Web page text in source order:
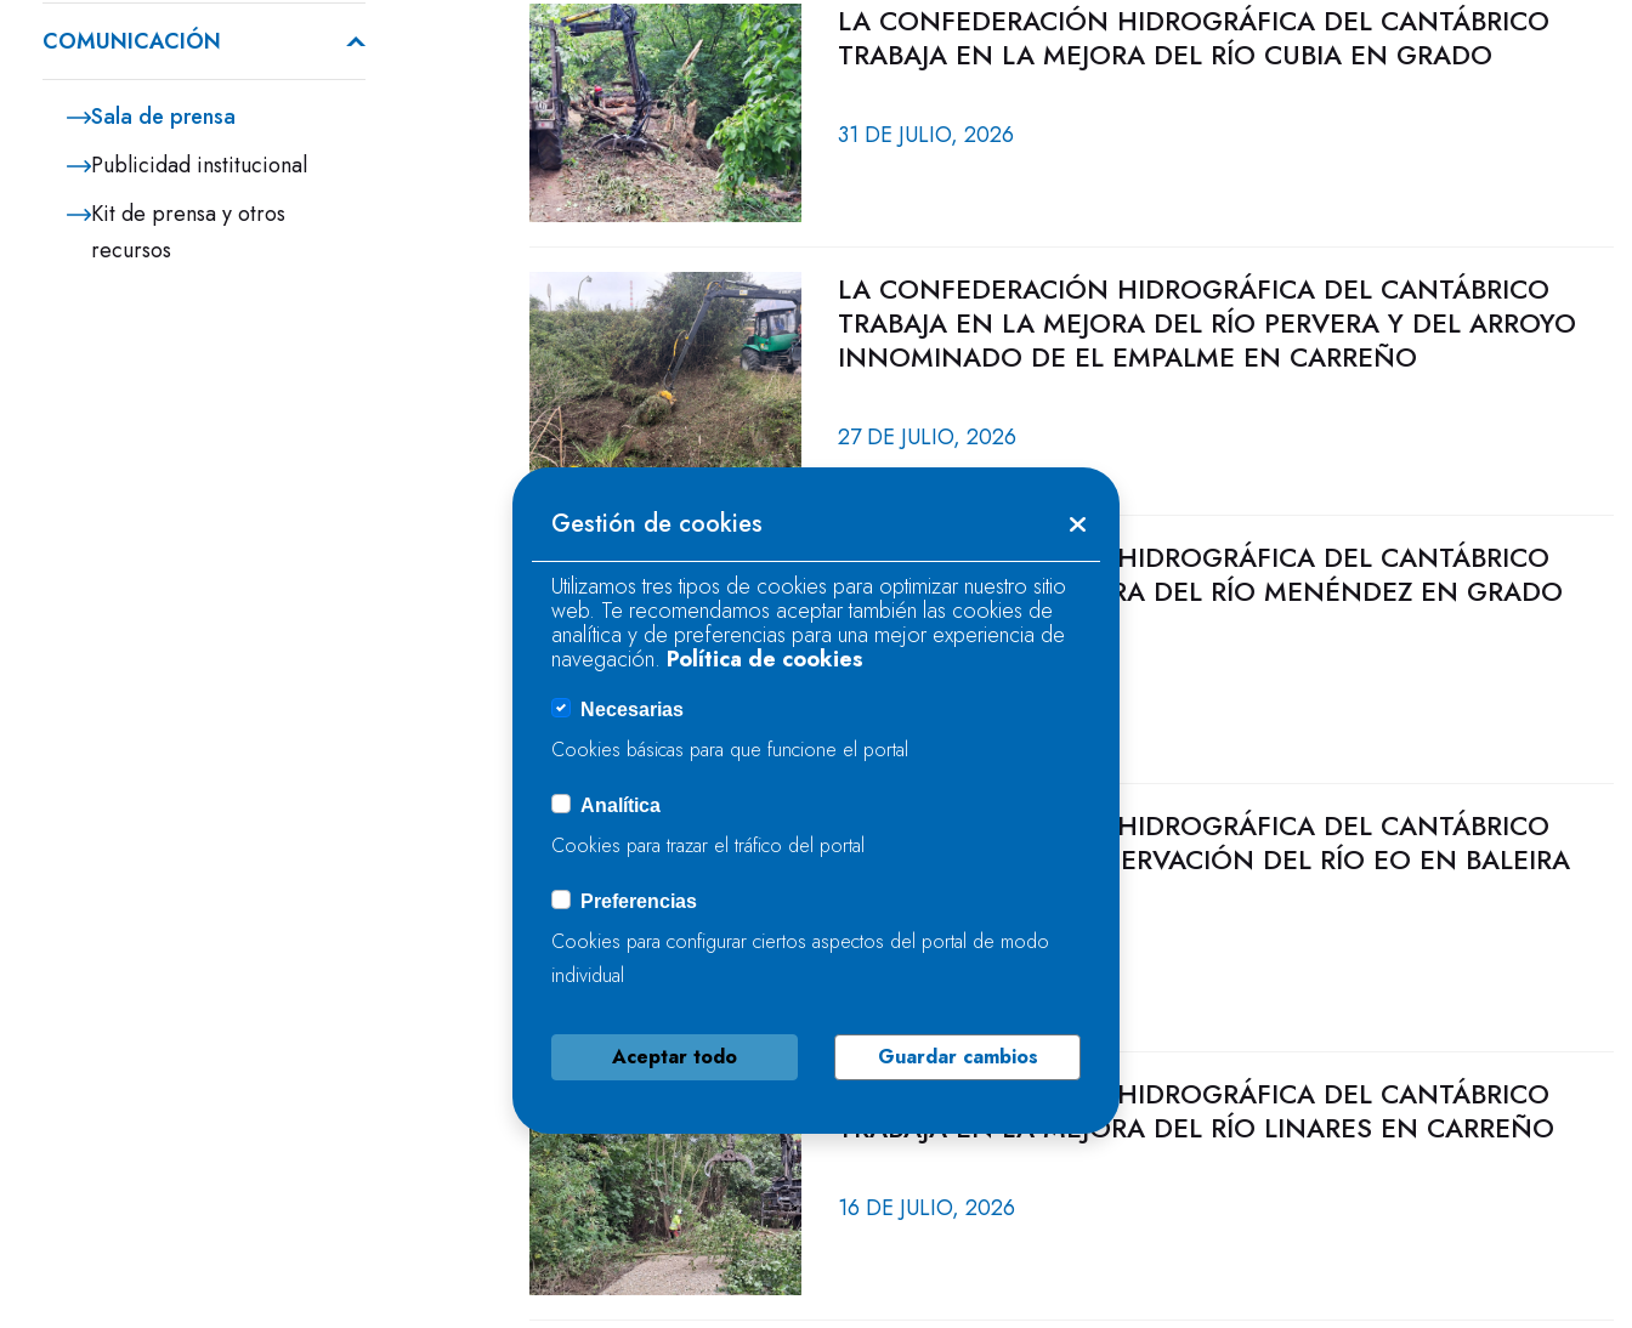
COMUNICACIÓN
Sala de prensa
Publicidad institucional
Kit de prensa y otros
recursos
LA CONFEDERACIÓN HIDROGRÁFICA DEL CANTÁBRICO
TRABAJA EN LA MEJORA DEL RÍO CUBIA EN GRADO
31 DE JULIO, 2026
LA CONFEDERACIÓN HIDROGRÁFICA DEL CANTÁBRICO
TRABAJA EN LA MEJORA DEL RÍO PERVERA Y DEL ARROYO
INNOMINADO DE EL EMPALME EN CARREÑO
27 DE JULIO, 2026
LA CONFEDERACIÓN HIDROGRÁFICA DEL CANTÁBRICO
TRABAJA EN LA MEJORA DEL RÍO MENÉNDEZ EN GRADO
22 DE JULIO, 2026
LA CONFEDERACIÓN HIDROGRÁFICA DEL CANTÁBRICO
TRABAJA EN LA CONSERVACIÓN DEL RÍO EO EN BALEIRA
22 DE JULIO, 2026
LA CONFEDERACIÓN HIDROGRÁFICA DEL CANTÁBRICO
TRABAJA EN LA MEJORA DEL RÍO LINARES EN CARREÑO
16 DE JULIO, 2026
Gestión de cookies
Utilizamos tres tipos de cookies para optimizar nuestro sitio
web. Te recomendamos aceptar también las cookies de
analítica y de preferencias para una mejor experiencia de
navegación. Política de cookies
Necesarias
Cookies básicas para que funcione el portal
Analítica
Cookies para trazar el tráfico del portal
Preferencias
Cookies para configurar ciertos aspectos del portal de modo
individual
Aceptar todo Guardar cambios